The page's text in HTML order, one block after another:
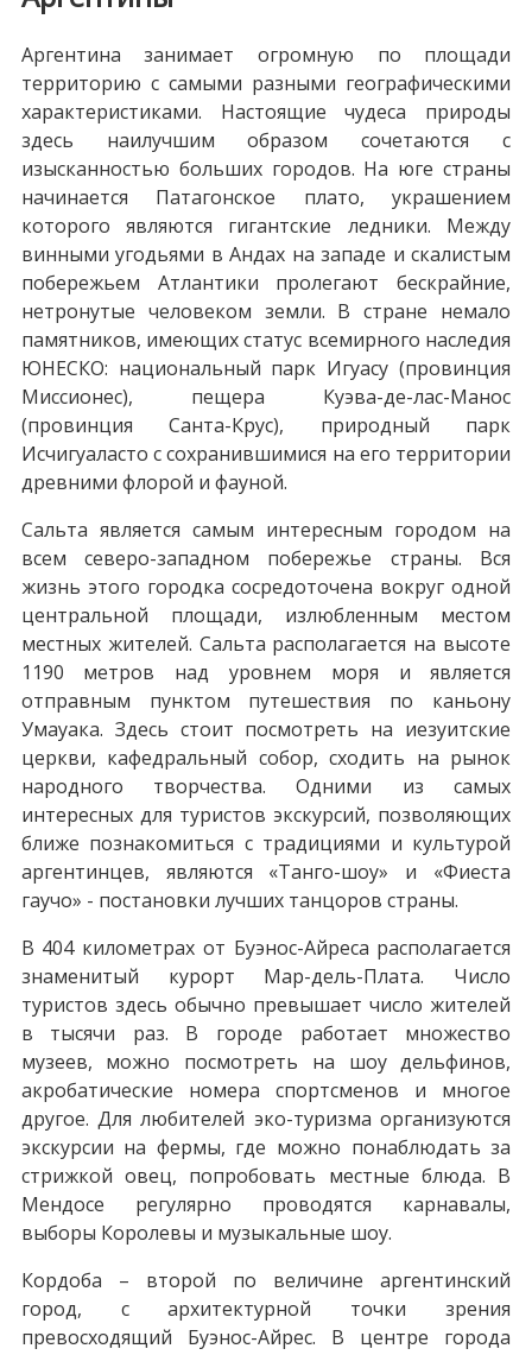
Аргентина занимает огромную по площади
территорию с самыми разными географическими
характеристиками. Настоящие чудеса природы
здесь наилучшим образом сочетаются с
изысканностью больших городов. На юге страны
начинается Патагонское плато, украшением
которого являются гигантские ледники. Между
винными угодьями в Андах на западе и скалистым
побережьем Атлантики пролегают бескрайние,
нетронутые человеком земли. В стране немало
памятников, имеющих статус всемирного наследия
ЮНЕСКО: национальный парк Игуасу (провинция
Миссионес), пещера Куэва-де-лас-Манос
(провинция Санта-Крус), природный парк
Исчигуаласто с сохранившимися на его территории
древними флорой и фауной.
Сальта является самым интересным городом на
всем северо-западном побережье страны. Вся
жизнь этого городка сосредоточена вокруг одной
центральной площади, излюбленным местом
местных жителей. Сальта располагается на высоте
1190 метров над уровнем моря и является
отправным пунктом путешествия по каньону
Умауака. Здесь стоит посмотреть на иезуитские
церкви, кафедральный собор, сходить на рынок
народного творчества. Одними из самых
интересных для туристов экскурсий, позволяющих
ближе познакомиться с традициями и культурой
аргентинцев, являются «Танго-шоу» и «Фиеста
гаучо» - постановки лучших танцоров страны.
В 404 километрах от Буэнос-Айреса располагается
знаменитый курорт Мар-дель-Плата. Число
туристов здесь обычно превышает число жителей
в тысячи раз. В городе работает множество
музеев, можно посмотреть на шоу дельфинов,
акробатические номера спортсменов и многое
другое. Для любителей эко-туризма организуются
экскурсии на фермы, где можно понаблюдать за
стрижкой овец, попробовать местные блюда. В
Мендосе регулярно проводятся карнавалы,
выборы Королевы и музыкальные шоу.
Кордоба – второй по величине аргентинский
город, с архитектурной точки зрения
превосходящий Буэнос-Айрес. В центре города